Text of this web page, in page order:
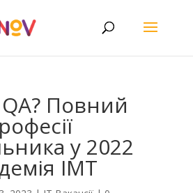
Повний
у 2022
ІМТ